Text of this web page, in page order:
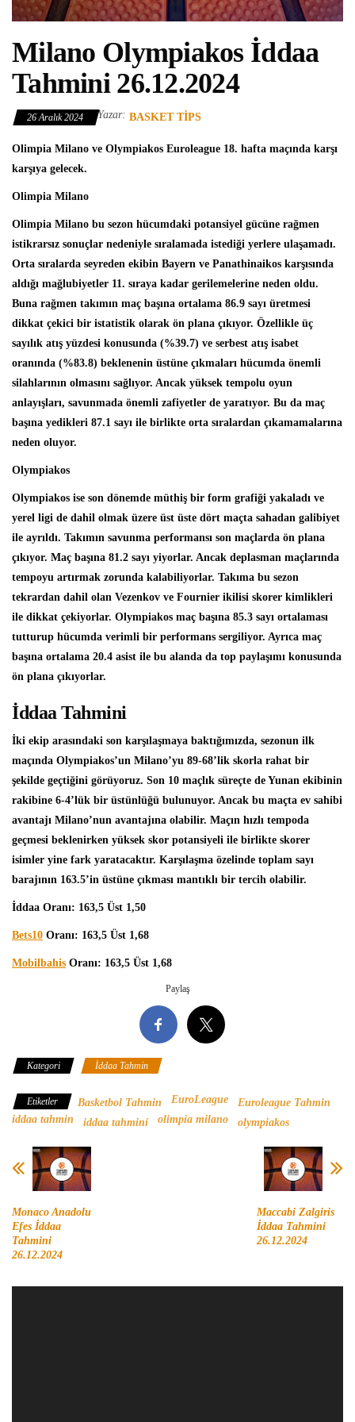
Milano Olympiakos İddaa
Tahmini 26.12.2024
26 Aralık 2024 Yazar: BASKET TIPS
Olimpia Milano ve Olympiakos Euroleague 18. hafta maçında karşı
karşıya gelecek.
Olimpia Milano
Olimpia Milano bu sezon hücumdaki potansiyel gücüne rağmen
istikrarsız sonuçlar nedeniyle sıralamada istediği yerlere ulaşamadı.
Orta sıralarda seyreden ekibin Bayern ve Panathinaikos karşısında
aldığı mağlubiyetler 11. sıraya kadar gerilemelerine neden oldu.
Buna rağmen takımın maç başına ortalama 86.9 sayı üretmesi
dikkat çekici bir istatistik olarak ön plana çıkıyor. Özellikle üç
sayılık atış yüzdesi konusunda (%39.7) ve serbest atış isabet
oranında (%83.8) beklenenin üstüne çıkmaları hücumda önemli
silahlarının olmasını sağlıyor. Ancak yüksek tempolu oyun
anlayışları, savunmada önemli zafiyetler de yaratıyor. Bu da maç
başına yedikleri 87.1 sayı ile birlikte orta sıralardan çıkamamalarına
neden oluyor.
Olympiakos
Olympiakos ise son dönemde müthiş bir form grafiği yakaladı ve
yerel ligi de dahil olmak üzere üst üste dört maçta sahadan galibiyet
ile ayrıldı. Takımın savunma performansı son maçlarda ön plana
çıkıyor. Maç başına 81.2 sayı yiyorlar. Ancak deplasman maçlarında
tempoyu artırmak zorunda kalabiliyorlar. Takıma bu sezon
tekrardan dahil olan Vezenkov ve Fournier ikilisi skorer kimlikleri
ile dikkat çekiyorlar. Olympiakos maç başına 85.3 sayı ortalaması
tutturup hücumda verimli bir performans sergiliyor. Ayrıca maç
başına ortalama 20.4 asist ile bu alanda da top paylaşımı konusunda
ön plana çıkıyorlar.
İddaa Tahmini
İki ekip arasındaki son karşılaşmaya baktığımızda, sezonun ilk
maçında Olympiakos’un Milano’yu 89-68’lik skorla rahat bir
şekilde geçtiğini görüyoruz. Son 10 maçlık süreçte de Yunan ekibinin
rakibine 6-4’lük bir üstünlüğü bulunuyor. Ancak bu maçta ev sahibi
avantajı Milano’nun avantajına olabilir. Maçın hızlı tempoda
geçmesi beklenirken yüksek skor potansiyeli ile birlikte skorer
isimler yine fark yaratacaktır. Karşılaşma özelinde toplam sayı
barajının 163.5’in üstüne çıkması mantıklı bir tercih olabilir.
İddaa Oranı: 163,5 Üst 1,50
Bets10 Oranı: 163,5 Üst 1,68
Mobilbahis Oranı: 163,5 Üst 1,68
Paylaş
Kategori İddaa Tahmin
Etiketler Basketbol Tahmin EuroLeague
Euroleague Tahmin
iddaa tahmin
iddaa tahmini olimpia milano olympiakos
Monaco Anadolu
Efes İddaa
Tahmini
26.12.2024
Maccabi Zalgiris
İddaa Tahmini
26.12.2024